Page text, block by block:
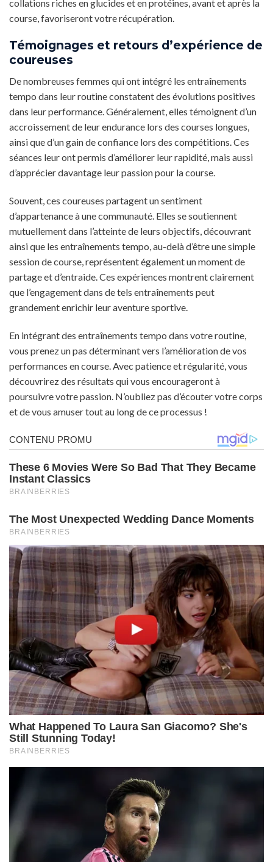
collations riches en glucides et en protéines, avant et après la
course, favoriseront votre récupération.
Témoignages et retours d’expérience de
coureuses
De nombreuses femmes qui ont intégré les entraînements
tempo dans leur routine constatent des évolutions positives
dans leur performance. Généralement, elles témoignent d’un
accroissement de leur endurance lors des courses longues,
ainsi que d’un gain de confiance lors des compétitions. Ces
séances leur ont permis d’améliorer leur rapidité, mais aussi
d’apprécier davantage leur passion pour la course.
Souvent, ces coureuses partagent un sentiment
d’appartenance à une communauté. Elles se soutiennent
mutuellement dans l’atteinte de leurs objectifs, découvrant
ainsi que les entraînements tempo, au-delà d’être une simple
session de course, représentent également un moment de
partage et d’entraide. Ces expériences montrent clairement
que l’engagement dans de tels entraînements peut
grandement enrichir leur aventure sportive.
En intégrant des entraînements tempo dans votre routine,
vous prenez un pas déterminant vers l’amélioration de vos
performances en course. Avec patience et régularité, vous
découvrirez des résultats qui vous encourageront à
poursuivre votre passion. N’oubliez pas d’écouter votre corps
et de vous amuser tout au long de ce processus !